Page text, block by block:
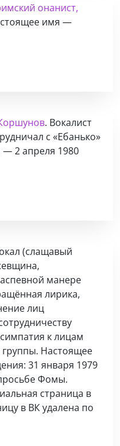
онанист,
имя —
. Вокалист
с «Ебанько»
— 2 апреля 1980
(слащавый
манере
лирика,
лиц
к лицам
группы. Настоящее
31 января 1979
Фомы.
страница в
в ВК удалена по